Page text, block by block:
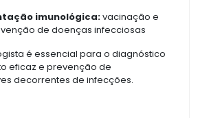
imunológica:vacinação e
de doenças infecciosas
é essencial para o diagnóstico
eficaz e prevenção de
decorrentes de infecções.